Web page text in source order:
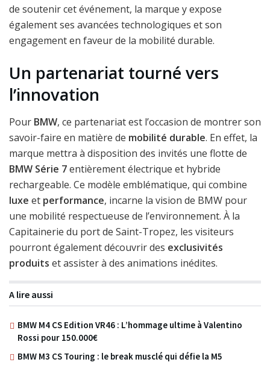
de soutenir cet événement, la marque y expose
également ses avancées technologiques et son
engagement en faveur de la mobilité durable.
Un partenariat tourné vers
l’innovation
Pour BMW, ce partenariat est l’occasion de montrer son
savoir-faire en matière de mobilité durable. En effet, la
marque mettra à disposition des invités une flotte de
BMW Série 7entièrement électrique et hybride
rechargeable. Ce modèle emblématique, qui combine
luxe et performance, incarne la vision de BMW pour
une mobilité respectueuse de l’environnement. À la
Capitainerie du port de Saint-Tropez, les visiteurs
pourront également découvrir des exclusivités
produits et assister à des animations inédites.
A lire aussi
BMW M4 CS Edition VR46 : L’hommage ultime à Valentino
Rossi pour 150.000€
BMW M3 CS Touring : le break musclé qui défie la M5